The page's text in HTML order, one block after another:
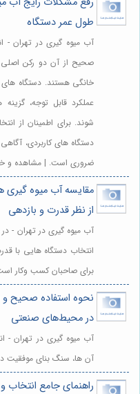
طول عمر دستگاه
آب میوه گیری در تهران -
صحیح از آن دو رکن اصلی
خانگی هستند. دستگاه های
عملکرد قابل توجه،
شوند. برای اطمینان از
دستگاه های کاربردی،
ضروری است. | مشاهده و
مقایسه آب میوه گیری
از نظر قدرت و بازدهی
آب میوه گیری در تهران -
انتخاب دستگاه هایی با
برای صاحبان کسب وکار
نحوه استفاده صحیح و
در محیط‌های صنعتی
آب میوه گیری در تهران -
آن ها، سنگ بنای
راهنمای جامع انتخاب